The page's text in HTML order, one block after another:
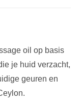
oil op basis
je huid verzacht,
geuren en